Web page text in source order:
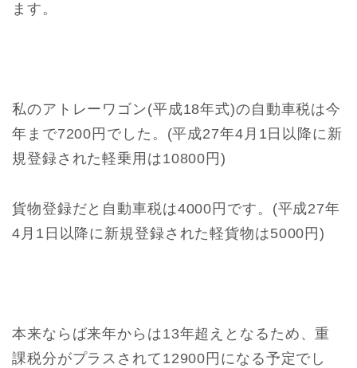
ます。
私のアトレーワゴン(平成18年式)の自動車税は今
年まで7200円でした。(平成27年4月1日以降に新
規登録された軽乗用は10800円)
貨物登録だと自動車税は4000円です。(平成27年
4月1日以降に新規登録された軽貨物は5000円)
本来ならば来年からは13年超えとなるため、重
課税分がプラスされて12900円になる予定でし